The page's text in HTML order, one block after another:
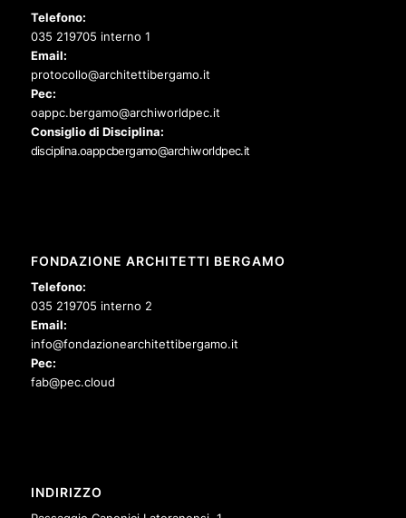
Telefono:
035 219705 interno 1
Email:
protocollo@architettibergamo.it
Pec:
oappc.bergamo@archiworldpec.it
Consiglio di Disciplina:
disciplina.oappcbergamo@archiworldpec.it
FONDAZIONE ARCHITETTI BERGAMO
Telefono:
035 219705 interno 2
Email:
info@fondazionearchitettibergamo.it
Pec:
fab@pec.cloud
INDIRIZZO